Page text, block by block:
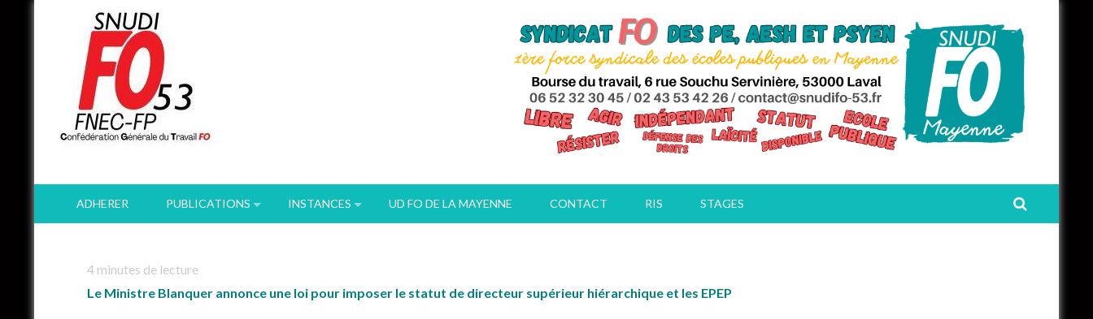
ADHERER PUBLICATIONS INSTANCES UD FO DE LA MAYENNE CONTACT RIS STAGES
4 minutes de lecture
Le Ministre Blanquer annonce une loi pour imposer le statut de directeur supérieur hiérarchique et les EPEP